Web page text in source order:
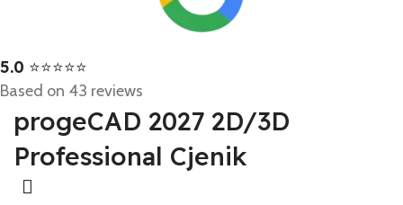
5.0 ⭐⭐⭐⭐⭐
Based on 43 reviews
progeCAD 2027 2D/3D
Professional Cjenik